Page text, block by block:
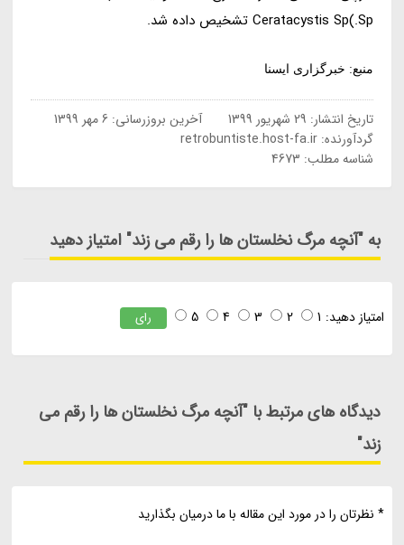
Sp.)Ceratacystis Sp تشخیص داده شد.
منبع: خبرگزاری ایسنا
تاریخ انتشار: 29 شهریور 1399 آخرین بروزرسانی: 6 مهر 1399
گردآورنده:retrobuntiste.host-fa.ir
شناسه مطلب: 4673
به "آنچه مرگ نخلستان ها را رقم می زند" امتیاز دهید
امتیاز دهید: 1
2
3
4
5 رای
دیدگاه های مرتبط با "آنچه مرگ نخلستان ها را رقم می
زند"
* نظرتان را در مورد این مقاله با ما درمیان بگذارید